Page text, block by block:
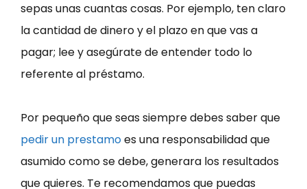
sepas unas cuantas cosas. Por ejemplo, ten claro
la cantidad de dinero y el plazo en que vas a
pagar; lee y asegúrate de entender todo lo
referente al préstamo.
Por pequeño que seas siempre debes saber que
pedir un prestamoes una responsabilidad que
asumido como se debe, generara los resultados
que quieres. Te recomendamos que puedas